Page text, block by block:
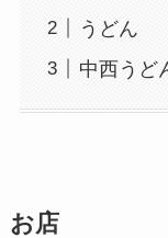
うどん
中西うど
お店